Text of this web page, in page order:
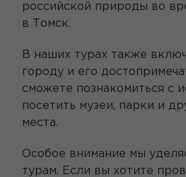
российской природы во
в Томск.
В наших турах также
городу и его
сможете познакомиться с
посетить музеи, парки и
места.
Особое внимание мы
турам. Если вы хотите